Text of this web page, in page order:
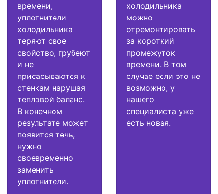
времени,
уплотнители
холодильника
теряют свое
свойство, грубеют
и не
присасываются к
стенкам нарушая
тепловой баланс.
В конечном
результате может
появится течь,
нужно
своевременно
заменить
уплотнители.
холодильника
можно
отремонтировать
за короткий
промежуток
времени. В том
случае если это не
возможно, у
нашего
специалиста уже
есть новая.